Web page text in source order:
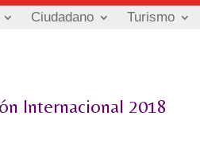
Ciudadano Turismo
Internacional 2018